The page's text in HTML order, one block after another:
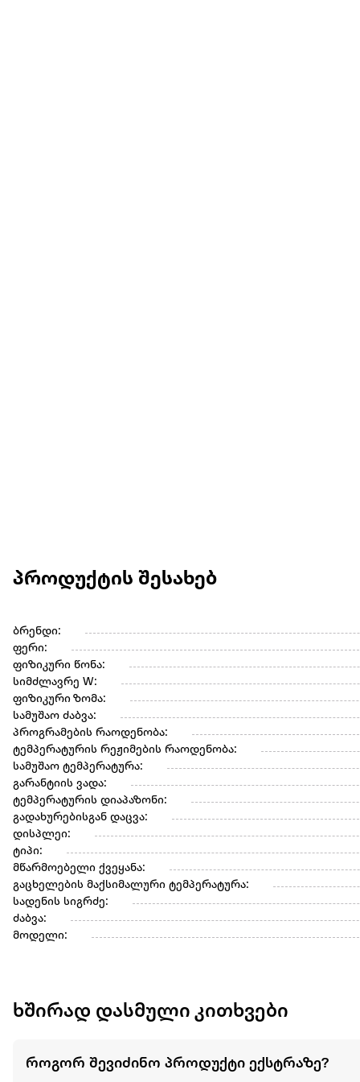
პროდუქტის შესახებ
ბრენდი:
ფერი:
ფიზიკური წონა:
სიმძლავრე W:
ფიზიკური ზომა:
სამუშაო ძაბვა:
პროგრამების რაოდენობა:
ტემპერატურის რეჟიმების რაოდენობა:
სამუშაო ტემპერატურა:
გარანტიის ვადა:
ტემპერატურის დიაპაზონი:
გადახურებისგან დაცვა:
დისპლეი:
ტიპი:
მწარმოებელი ქვეყანა:
გაცხელების მაქსიმალური ტემპერატურა:
სადენის სიგრძე:
ძაბვა:
მოდელი:
ხშირად დასმული კითხვები
როგორ შევიძინო პროდუქტი ექსტრაზე?